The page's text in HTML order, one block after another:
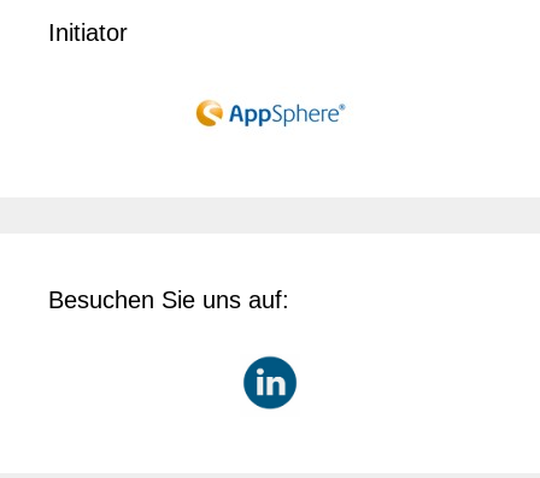
Initiator
Besuchen Sie uns auf: